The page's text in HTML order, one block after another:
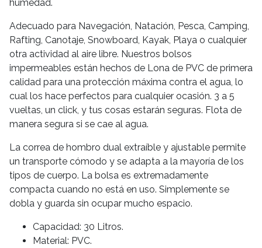
humedad.
Adecuado para Navegación, Natación, Pesca, Camping,
Rafting, Canotaje, Snowboard, Kayak, Playa o cualquier
otra actividad al aire libre. Nuestros bolsos
impermeables están hechos de Lona de PVC de primera
calidad para una protección máxima contra el agua, lo
cual los hace perfectos para cualquier ocasión. 3 a 5
vueltas, un click, y tus cosas estarán seguras. Flota de
manera segura si se cae al agua.
La correa de hombro dual extraíble y ajustable permite
un transporte cómodo y se adapta a la mayoría de los
tipos de cuerpo. La bolsa es extremadamente
compacta cuando no está en uso. Simplemente se
dobla y guarda sin ocupar mucho espacio.
Capacidad: 30 Litros.
Material: PVC.